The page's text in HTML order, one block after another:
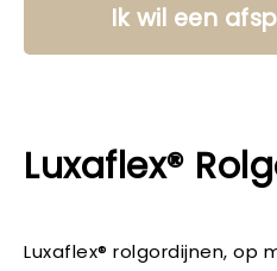
Ik wil een
Luxaflex®
Luxaflex® rolgordijnen, op